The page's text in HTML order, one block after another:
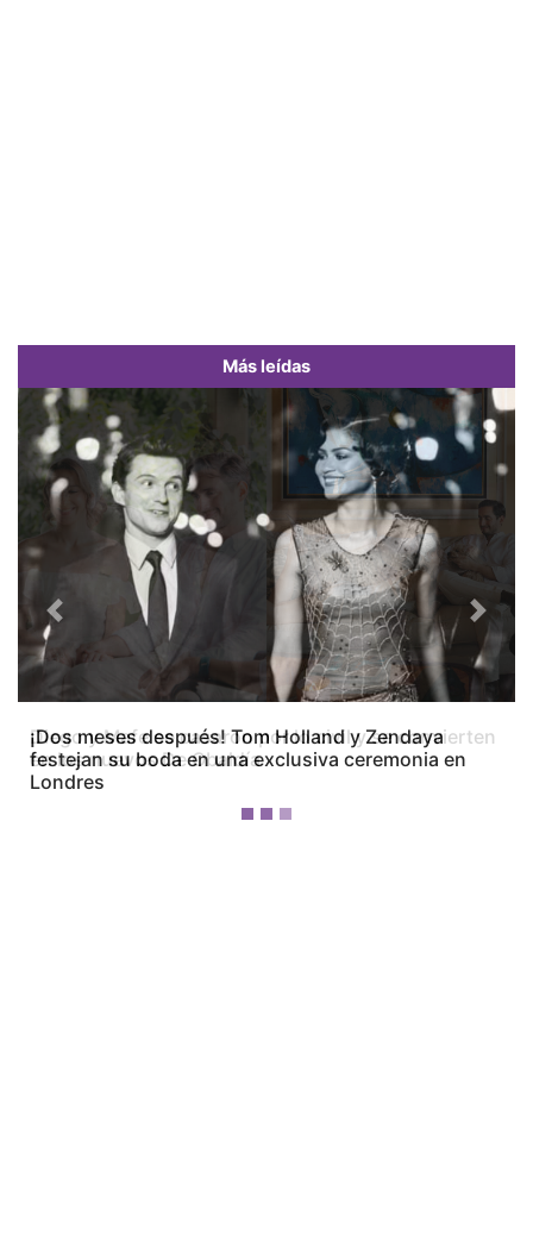
Más leídas
Diego y Mafe se casaron por lo civil y se convierten
en los nuevos De Obaldía
Previous Next